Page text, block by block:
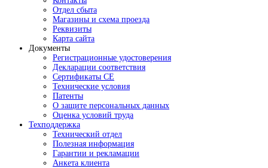
Отдел сбыта
Магазины и схема проезда
Реквизиты
Карта сайта
Документы
Регистрационные удостоверения
Декларации соответствия
Сертификаты СЕ
Технические условия
Патенты
О защите персональных данных
Оценка условий труда
Техподдержка
Технический отдел
Полезная информация
Гарантии и рекламации
Анкета клиента